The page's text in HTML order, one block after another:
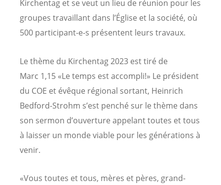
Kirchentag et se veut un lieu de réunion pour les
groupes travaillant dans l’Église et la société, où
500 participant-e-s présentent leurs travaux.
Le thème du Kirchentag 2023 est tiré de
Marc 1,15 «Le temps est accompli!» Le président
du COE et évêque régional sortant, Heinrich
Bedford-Strohm s’est penché sur le thème dans
son sermon d’ouverture appelant toutes et tous
à laisser un monde viable pour les générations à
venir.
«Vous toutes et tous, mères et pères, grand-